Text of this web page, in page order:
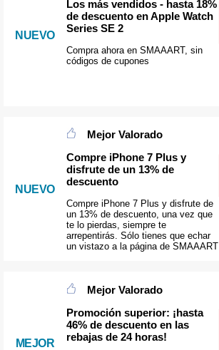
NUEVO
Los más vendidos - hasta 18%
de descuento en Apple Watch
Series SE 2
Compra ahora en SMAAART, sin
códigos de cupones
NUEVO
Mejor Valorado
Compre iPhone 7 Plus y
disfrute de un 13% de
descuento
Compre iPhone 7 Plus y disfrute de
un 13% de descuento, una vez que
te lo pierdas, siempre te
arrepentirás. Sólo tienes que echar
un vistazo a la página de SMAAART
MEJOR
Mejor Valorado
Promoción superior: ¡hasta
46% de descuento en las
rebajas de 24 horas!